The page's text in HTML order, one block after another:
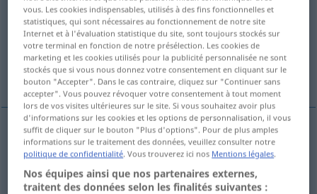
Vue d'ensemble de toutes les traductions
(Pour plus d'informations, cliquez sur/touchez la traduction)
inszenieren
inszenieren inscenovat
vous. Les cookies indispensables, utilisés à des fins fonctionnelles et
statistiques, qui sont nécessaires au fonctionnement de notre site
Internet et à l'évaluation statistique du site, sont toujours stockés sur
votre terminal en fonction de notre présélection. Les cookies de
marketing et les cookies utilisés pour la publicité personnalisée ne sont
stockés que si vous nous donnez votre consentement en cliquant sur le
bouton "Accepter". Dans le cas contraire, cliquez sur "Continuer sans
accepter". Vous pouvez révoquer votre consentement à tout moment
lors de vos visites ultérieures sur le site. Si vous souhaitez avoir plus
d'informations sur les cookies et les options de personnalisation, il vous
suffit de cliquer sur le bouton "Plus d'options". Pour de plus amples
informations sur le traitement des données, veuillez consulter notre
politique de confidentialité . Vous trouverez ici nos Mentions légales
Nos équipes ainsi que nos partenaires externes,
traitent des données selon les finalités suivantes :